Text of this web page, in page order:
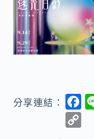
分享連結：
F